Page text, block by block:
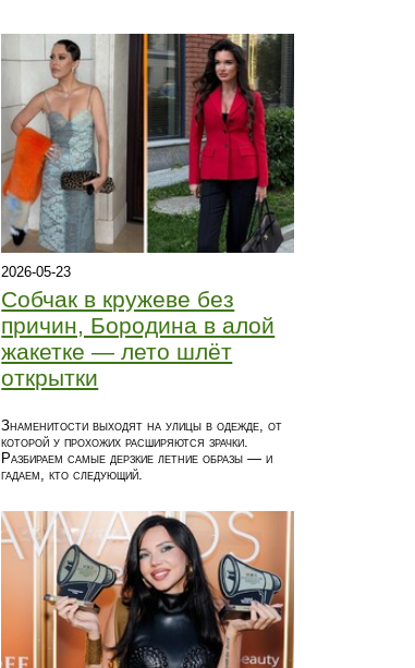
2026-05-23
Собчак в кружеве без
причин, Бородина в алой
жакетке — лето шлёт
открытки
Знаменитости выходят на улицы в одежде, от
которой у прохожих расширяются зрачки.
Разбираем самые дерзкие летние образы — и
гадаем, кто следующий.